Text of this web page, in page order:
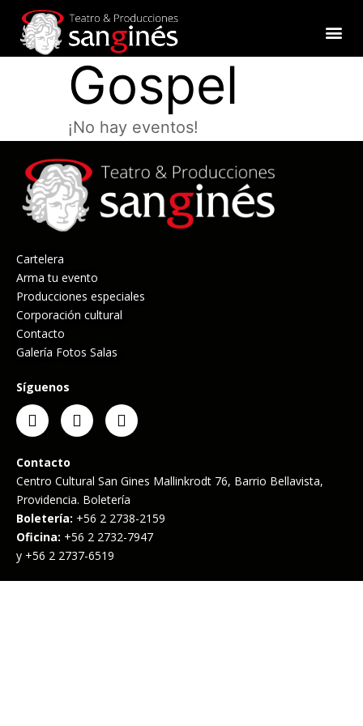
Gospel
¡No hay eventos!
Cartelera
Arma tu evento
Producciones especiales
Corporación cultural
Contacto
Galería Fotos Salas
Síguenos
Contacto
Centro Cultural San Gines Mallinkrodt 76, Barrio Bellavista,
Providencia. Boletería
Boletería: +56 2 2738-2159
Oficina: +56 2 2732-7947
y +56 2 2737-6519